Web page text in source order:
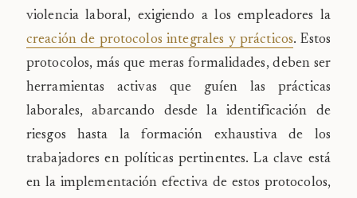
violencia laboral, exigiendo a los empleadores la
creación de protocolos integrales y prácticos. Estos
protocolos, más que meras formalidades, deben ser
herramientas activas que guíen las prácticas
laborales, abarcando desde la identificación de
riesgos hasta la formación exhaustiva de los
trabajadores en políticas pertinentes. La clave está
en la implementación efectiva de estos protocolos,